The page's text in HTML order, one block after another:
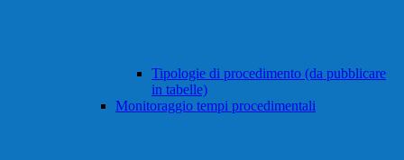
Tipologie di procedimento (da pubblicare
in tabelle)
Monitoraggio tempi procedimentali